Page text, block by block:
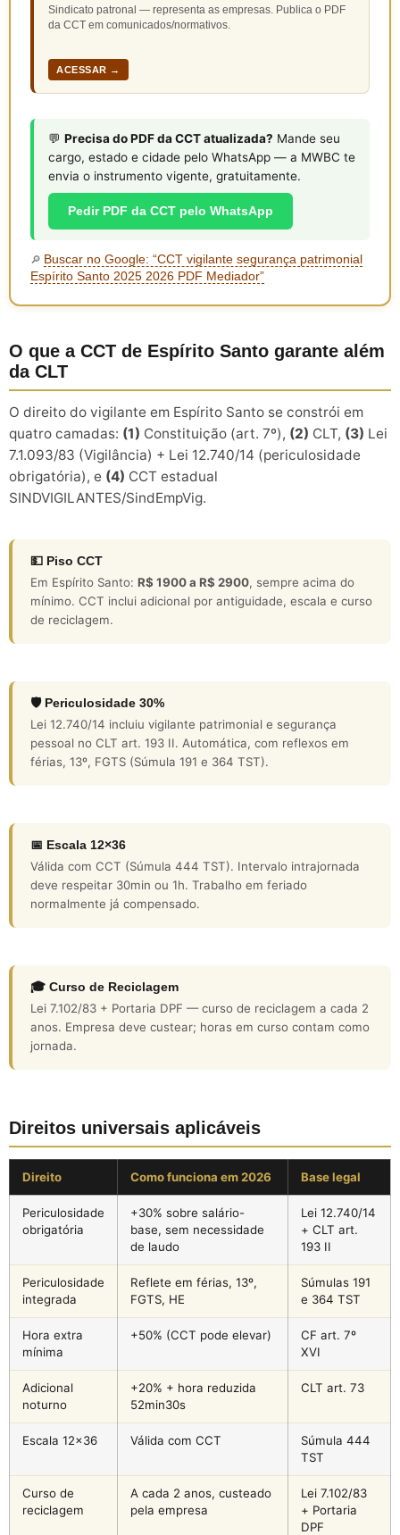
Sindicato patronal — representa as empresas. Publica o PDF
da CCT em comunicados/normativos.
ACESSAR →
💬 Precisa do PDF da CCT atualizada? Mande seu
cargo, estado e cidade pelo WhatsApp — a MWBC te
envia o instrumento vigente, gratuitamente.
Pedir PDF da CCT pelo WhatsApp
🔎 Buscar no Google: “CCT vigilante segurança patrimonial
Espírito Santo 2025 2026 PDF Mediador”
O que a CCT de Espírito Santo garante além
da CLT
O direito do vigilante em Espírito Santo se constrói em
quatro camadas: (1) Constituição (art. 7º), (2) CLT, (3) Lei
7.1.093/83 (Vigilância) + Lei 12.740/14 (periculosidade
obrigatória), e (4) CCT estadual
SINDVIGILANTES/SindEmpVig.
💵 Piso CCT
Em Espírito Santo: R$ 1900 a R$ 2900, sempre acima do
mínimo. CCT inclui adicional por antiguidade, escala e curso
de reciclagem.
🛡️ Periculosidade 30%
Lei 12.740/14 incluiu vigilante patrimonial e segurança
pessoal no CLT art. 193 II. Automática, com reflexos em
férias, 13º, FGTS (Súmula 191 e 364 TST).
📅 Escala 12×36
Válida com CCT (Súmula 444 TST). Intervalo intrajornada
deve respeitar 30min ou 1h. Trabalho em feriado
normalmente já compensado.
🎓 Curso de Reciclagem
Lei 7.102/83 + Portaria DPF — curso de reciclagem a cada 2
anos. Empresa deve custear; horas em curso contam como
jornada.
Direitos universais aplicáveis
Direito Como funciona em 2026 Base legal
Periculosidade
obrigatória
+30% sobre salário-
base, sem necessidade
de laudo
Lei 12.740/14
+ CLT art.
193 II
Periculosidade
integrada
Reflete em férias, 13º,
FGTS, HE
Súmulas 191
e 364 TST
Hora extra
mínima
+50% (CCT pode elevar)
CF art. 7º
XVI
Adicional
noturno
+20% + hora reduzida
52min30s
CLT art. 73
Escala 12×36 Válida com CCT
Súmula 444
TST
Curso de
reciclagem
A cada 2 anos, custeado
pela empresa
Lei 7.102/83
+ Portaria
DPF